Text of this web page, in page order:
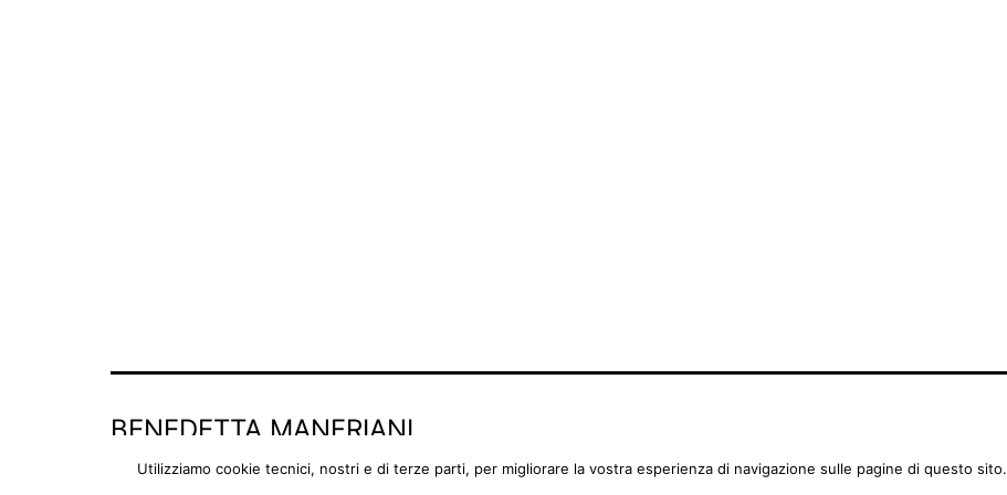
BENEDETTA MANFRIANI
Utilizziamo cookie tecnici, nostri e di terze parti, per migliorare la vostra esperienza di navigazione sulle pagine di questo sito.